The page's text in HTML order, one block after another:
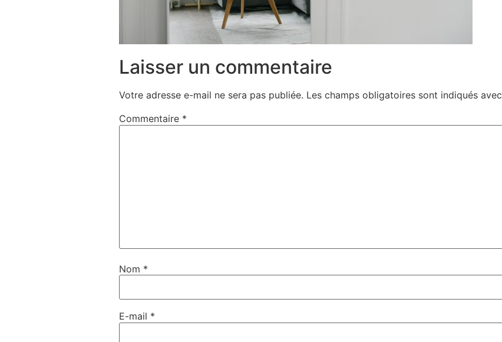
Laisser un commentaire
Votre adresse e-mail ne sera pas publiée. Les champs obligatoires sont indiqués avec
Commentaire *
Nom *
E-mail *